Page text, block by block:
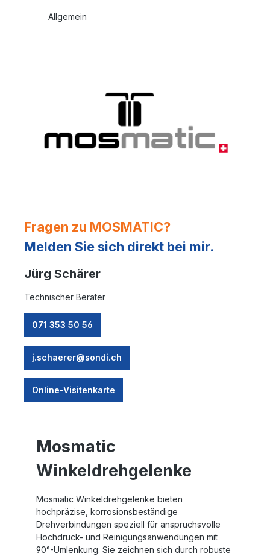
Allgemein
Fragen zu MOSMATIC?
Melden Sie sich direkt bei mir.
Jürg Schärer
Technischer Berater
071 353 50 56
j.schaerer@sondi.ch
Online-Visitenkarte
Mosmatic
Winkeldrehgelenke
Mosmatic Winkeldrehgelenke bieten
hochpräzise, korrosionsbeständige
Drehverbindungen speziell für anspruchsvolle
Hochdruck- und Reinigungsanwendungen mit
90°-Umlenkung. Sie zeichnen sich durch robuste